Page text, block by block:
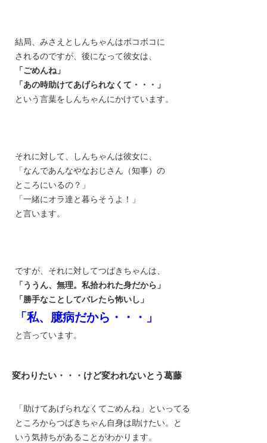
結局、みさえとしんちゃんはボコボコに
されるのですが、 後になって彼女は、
「ごめんね」
「あの時助けてあげられなくて・・・」
という言葉をしんちゃんにかけています。
それに対して、しんちゃんは彼女に、
「なんであんなやなおじさん（知事）の
ところにいるの？」
「一緒にオラ達と暮らそうよ！」
と言います。
ですが、それに対してつばき ちゃんは、
「ううん、無理。私拾われた身だから」
「勝手なことしてバレたら怖いし」
「私、臆病だから・・・」
と言っています。
変わりたい・・・けど変われないとう葛藤
「助けてあげられなくてごめんね」といってる
ところからつばき ちゃん自身は助けたい。と
いう気持ちがあることがわかります。